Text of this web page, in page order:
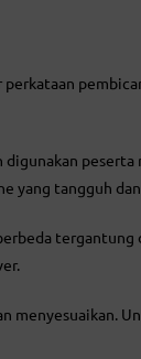
peserta
yang tangguh
menyesuaikan.